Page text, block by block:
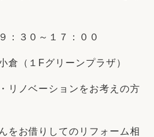
：３０～１７：００
倉（１Fグリーンプラザ）
リノベーションをお考えの方
をお借りしてのリフォーム相